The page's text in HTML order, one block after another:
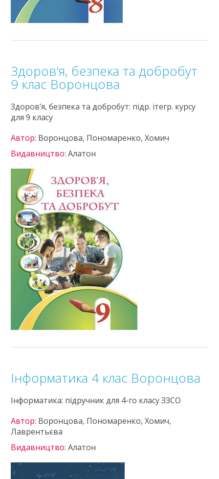
Здоров’я, безпека та добробут
9 клас Воронцова
Здоров’я, безпека та добробут: підр. ітегр. курсу
для 9 класу
Автор: Воронцова, Пономаренко, Хомич
Видавництво:Алатон
Інформатика 4 клас Воронцова
Інформатика: підручник для 4-го класу ЗЗСО
Автор: Воронцова, Пономаренко, Хомич,
Лаврентьєва
Видавництво:Алатон